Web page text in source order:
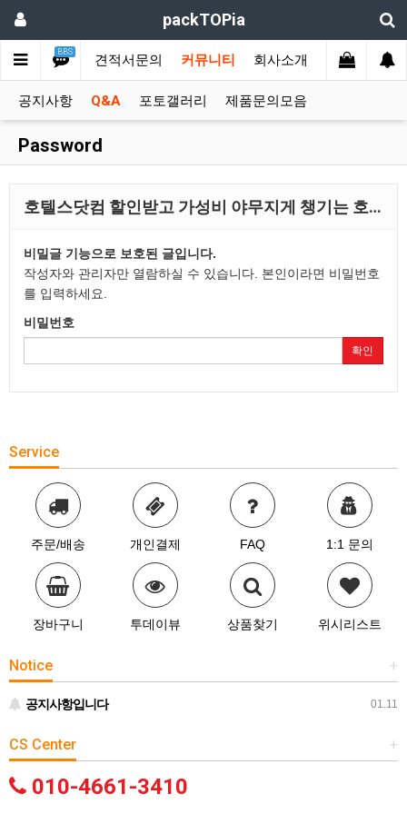
packTOPia
BBS
제작용 상품 견적서문의 커뮤니티 회사소개
공지사항 Q&A 포토갤러리 제품문의모음
Password
호텔스닷컴 할인받고 가성비 야무지게 챙기는 호…
비밀글 기능으로 보호된 글입니다.
작성자와 관리자만 열람하실 수 있습니다. 본인이라면 비밀번호
를 입력하세요.
비밀번호
확인
Service
주문/배송 개인결제 FAQ 1:1 문의
장바구니 투데이뷰 상품찾기 위시리스트
+
Notice
01.11
공지사항입니다
+
CS Center
010-4661-3410